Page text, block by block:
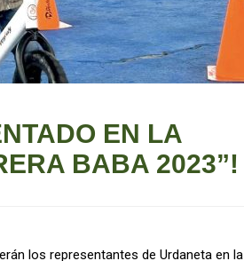
EN LA
BABA 2023”!
los representantes de Urdaneta en la